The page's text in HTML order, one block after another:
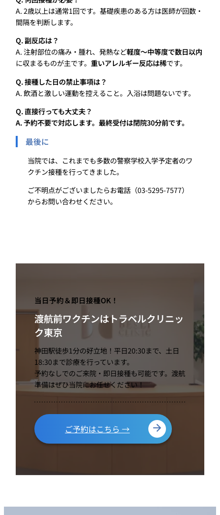
A. 2歳以上は通常1回です。基礎疾患のある方は医師が回数・
間隔を判断します。
Q. 副反応は？
A. 注射部位の痛み・腫れ、発熱など軽度～中等度で数日以内
に収まるものが主です。 重いアレルギー反応は稀です。
Q. 接種した日の禁止事項は？
A. 飲酒と激しい運動を控えること。入浴は問題ないです。
Q. 直接行っても大丈夫？
A. 予約不要で対応します。最終受付は閉院30分前です。
最後に
当院では、これまでも多数の警察学校入学予定者のワ
クチン接種を行ってきました。
ご不明点がございましたらお電話（03-5295-7577）
からお問い合わせください。
当日予約＆即日接種OK！
渡航前ワクチンはトラベルクリニッ
ク東京
神田駅徒歩1分の好立地！平日20:30まで、土日
18:30まで診療を行っています。
予約なしでのご来院・即日接種も可能です。渡航
準備はぜひ当院にお任せください！
ご予約はこちら →